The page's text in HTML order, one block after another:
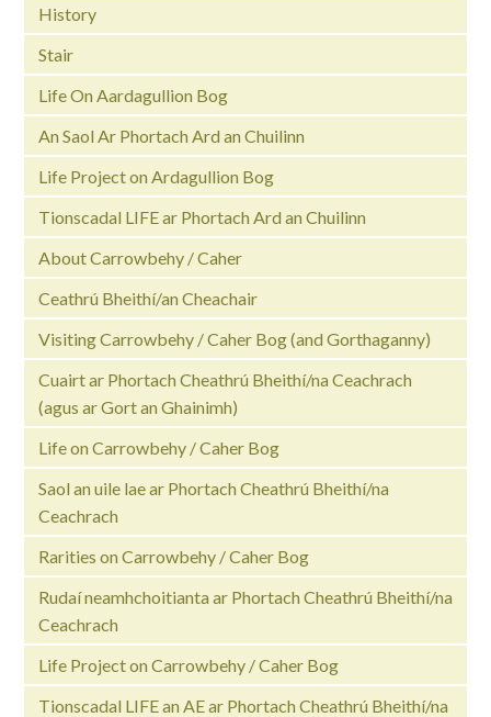
History
Stair
Life On Aardagullion Bog
An Saol Ar Phortach Ard an Chuilinn
Life Project on Ardagullion Bog
Tionscadal LIFE ar Phortach Ard an Chuilinn
About Carrowbehy / Caher
Ceathrú Bheithí/an Cheachair
Visiting Carrowbehy / Caher Bog (and Gorthaganny)
Cuairt ar Phortach Cheathrú Bheithí/na Ceachrach
(agus ar Gort an Ghainimh)
Life on Carrowbehy / Caher Bog
Saol an uile lae ar Phortach Cheathrú Bheithí/na
Ceachrach
Rarities on Carrowbehy / Caher Bog
Rudaí neamhchoitianta ar Phortach Cheathrú Bheithí/na
Ceachrach
Life Project on Carrowbehy / Caher Bog
Tionscadal LIFE an AE ar Phortach Cheathrú Bheithí/na